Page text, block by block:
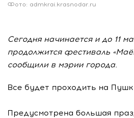
Фото: admkrai.krasnodar.ru
Сегодня начинается и до 11
продолжится фестиваль
сообщили в мэрии города.
Все будет проходить на
Предусмотрена большая